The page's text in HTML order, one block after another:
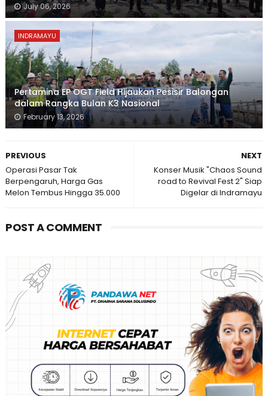
July 06, 2026
INDRAMAYU
Pertamina EP OGT Field Hijaukan Pesisir Balongan
dalam Rangka Bulan K3 Nasional
February 13, 2026
NEXT
Konser Musik "Chaos Sound
road to Revival Fest 2" Siap
Digelar di Indramayu
PREVIOUS
Operasi Pasar Tak
Berpengaruh, Harga Gas
Melon Tembus Hingga 35.000
POST A COMMENT